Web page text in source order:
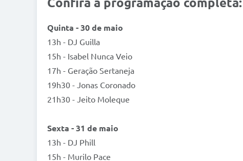
Confira a programação completa:
Quinta - 30 de maio
13h - DJ Guilla
15h - Isabel Nunca Veio
17h - Geração Sertaneja
19h30 - Jonas Coronado
21h30 - Jeito Moleque
Sexta - 31 de maio
13h - DJ Phill
15h - Murilo Pace